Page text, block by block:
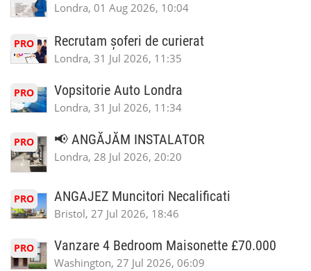
Londra, 01 Aug 2026, 10:04
PRO Recrutam șoferi de curierat
Londra, 31 Jul 2026, 11:35
PRO Vopsitorie Auto Londra
Londra, 31 Jul 2026, 11:34
PRO 📢 ANGĂJĂM INSTALATOR
Londra, 28 Jul 2026, 20:20
PRO ANGAJEZ Muncitori Necalificati
Bristol, 27 Jul 2026, 18:46
PRO Vanzare 4 Bedroom Maisonette £70.000
Washington, 27 Jul 2026, 06:09